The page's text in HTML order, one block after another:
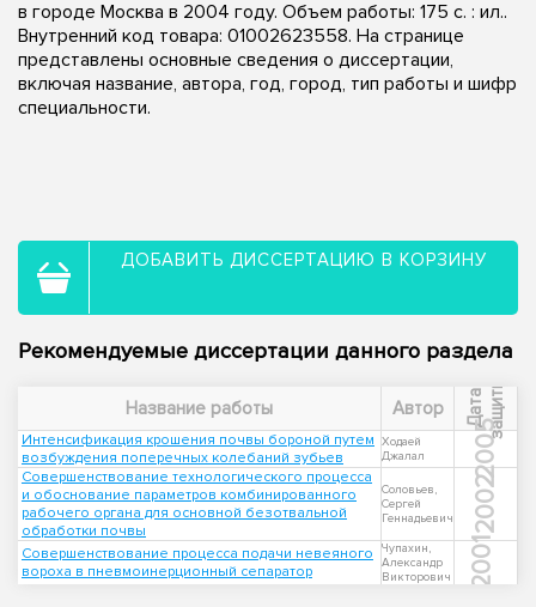
в городе Москва в 2004 году. Объем работы: 175 с. : ил..
Внутренний код товара: 01002623558. На странице
представлены основные сведения о диссертации,
включая название, автора, год, город, тип работы и шифр
специальности.
ДОБАВИТЬ ДИССЕРТАЦИЮ В КОРЗИНУ
Рекомендуемые диссертации данного раздела
Название работы Автор Д
а
т
а
з
а
щ
и
ты
Интенсификация крошения почвы бороной путем
возбуждения поперечных колебаний зубьев
Ходаей
Джалал
2005
Совершенствование технологического процесса
и обоснование параметров комбинированного
рабочего органа для основной безотвальной
обработки почвы
Соловьев,
Сергей
Геннадьевич
2002
Совершенствование процесса подачи невеяного
вороха в пневмоинерционный сепаратор
Чупахин,
Александр
Викторович
2001